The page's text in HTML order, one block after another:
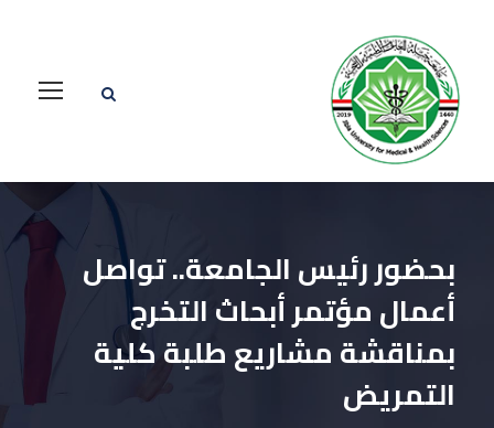
بحضور رئيس الجامعة.. تواصل
أعمال مؤتمر أبحاث التخرج
بمناقشة مشاريع طلبة كلية
التمريض